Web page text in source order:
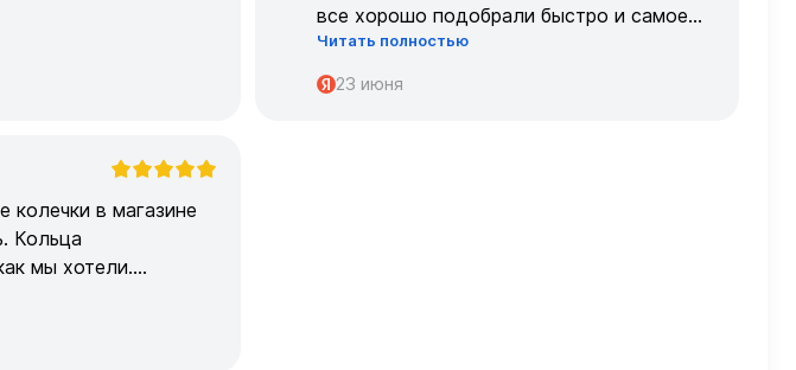
все хорошо подобрали быстро и самое
главное, что все подошло по размеру с
первого раза ,огромное спасибо 🌹🌹🌹
Читать полностью
23 июня
колечки в магазине
Кольца
мы хотели.
за работу с